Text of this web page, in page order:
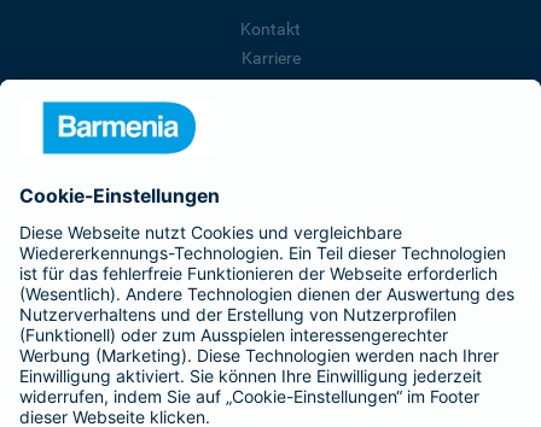
Kontakt
Karriere
Presse
Barmenia ist Teil der BarmeniaGothaer
BELIEBTE SEITEN
Kranken-Zusatzversicherung
Tierversicherungen
Haftpflichtversicherung
Hausratversicherung